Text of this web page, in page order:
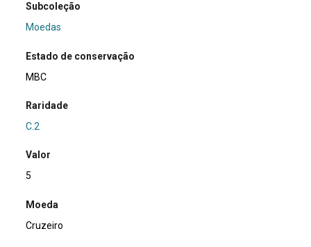
Subcoleção
Moedas
Estado de conservação
MBC
Raridade
C.2
Valor
5
Moeda
Cruzeiro